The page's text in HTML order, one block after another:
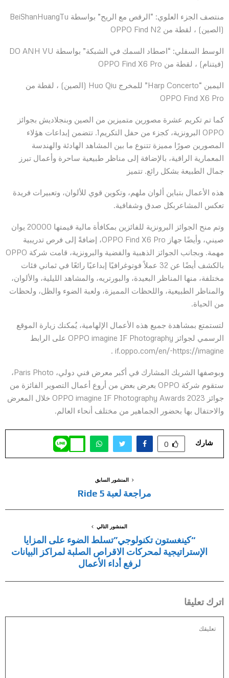
منتصف الجزء العلوي: “الرقص مع الريح” بواسطة BeiShanHuangTu
(الصين) ، لقطة من OPPO Find N2
الوسط السفلي: “اصطاد السمك في الشبكة” بواسطة DO ANH VU
(فيتنام) ، لقطة من OPPO Find X6 Pro
اليمين “Harp Concerto” للمخرج Huo Qiu (الصين) ، لقطة من
OPPO Find X6 Pro
كما تم تكريم عشرة مصورين متميزين من الصين وبنجلاديش بجوائز
OPPO البرونزية، كجزء من حفل التكريم1. تتضمن إبداعات هؤلاء
المصورين صورًا مميزة تتنوع ما بين المشاهد الهادئة والهندسة
المعمارية الراقية، بالإضافة إلى مناظر طبيعية ساحرة وأعمال تبرز
جمال الطبيعة بشكل رائع. تتميز
هذه الأعمال بتباين ألوان ملهم، وتكوين قوي للألوان، وتعبيرات فريدة
تعكس المشاعربكل صدق وشفافية.
وتم منح الجوائز البرونزية للفائزين بمكافأة مالية قيمتها 20000 يوان
صيني، وأيضًا جهاز OPPO Find X6 Pro، إضافةً إلى فرص تدريبية
مهمة. وبجانب الجوائز الذهبية والفضية والبرونزية، قامت شركة OPPO
بالكشف أيضًا عن 32 عملاً فوتوغرافيًا إبداعيًا رائعًا في ثماني فئات
مختلفة، منها المناظر البعيدة، والبورتريه، والمشاهد الليلية، والألوان،
والمناظر الطبيعية، واللحظات المميزة، ولعبة الضوء والظل، ولحظات
من الحياة.
لتستمتع بمشاهدة جميع هذه الأعمال الإلهامية، يُمكنك زيارة الموقع
الرسمي لجوائز OPPO imagine IF Photography على الرابط
if.oppo.com/en/-https://imagine .
وبوصفها الشريك المشارك في أكبر معرض فني دولي، Paris Photo،
ستقوم شركة OPPO بعرض بعض من أروع أعمال التصوير الفائزة من
جوائز OPPO imagine IF Photography Awards 2023 خلال المعرض
والاحتفال بها بحضور الجماهير من مختلف أنحاء العالم.
شارك 0
المنشور السابق
مراجعة لعبة Ride 5
المنشور التالي
“كينغستون تكنولوجي”تسلط الضوء على المزايا
الإستراتيجية لمحركات الاقراص الصلبة لمراكز البيانات
لرفع أداء الأعمال
اترك تعليقا